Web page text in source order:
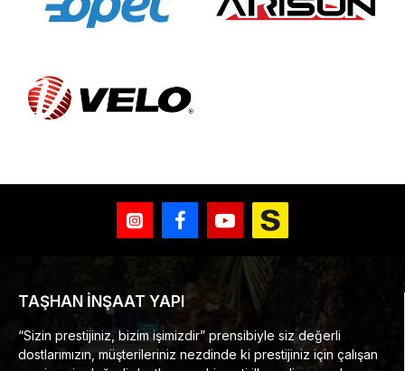
TAŞHAN İNŞAAT YAPI
“Sizin prestijiniz, bizim işimizdir” prensibiyle siz değerli
dostlarımızın, müşterileriniz nezdinde ki prestijiniz için çalışan